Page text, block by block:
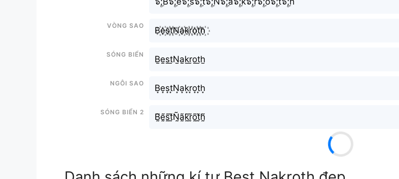
Vòng sao
B꙰e꙰s꙰t꙰N꙰a꙰k꙰r꙰o꙰t꙰h꙰
Sóng biển
B̫e̫s̫t̫N̫a̫k̫r̫o̫t̫h̫
Ngôi sao
B͙e͙s͙t͙N͙a͙k͙r͙o͙t͙h͙
Sóng biển 2
B̰̃ḛ̃s̰̃t̰̃Ñ̰ã̰k̰̃r̰̃õ̰t̰̃h̰̃